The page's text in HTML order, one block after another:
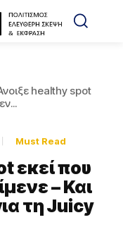
healthy spot
Must Read
εκεί που
– Και
τη Juicy